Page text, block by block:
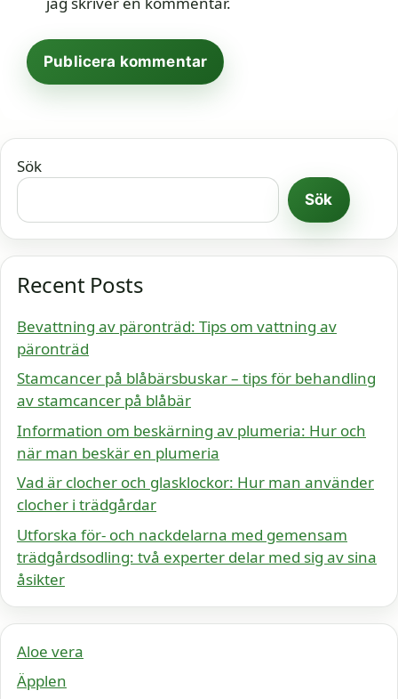
Sök
Sök
Recent Posts
Bevattning av päronträd: Tips om vattning av
päronträd
Stamcancer på blåbärsbuskar – tips för behandling
av stamcancer på blåbär
Information om beskärning av plumeria: Hur och
när man beskär en plumeria
Vad är clocher och glasklockor: Hur man använder
clocher i trädgårdar
Utforska för- och nackdelarna med gemensam
trädgårdsodling: två experter delar med sig av sina
åsikter
Aloe vera
Äpplen